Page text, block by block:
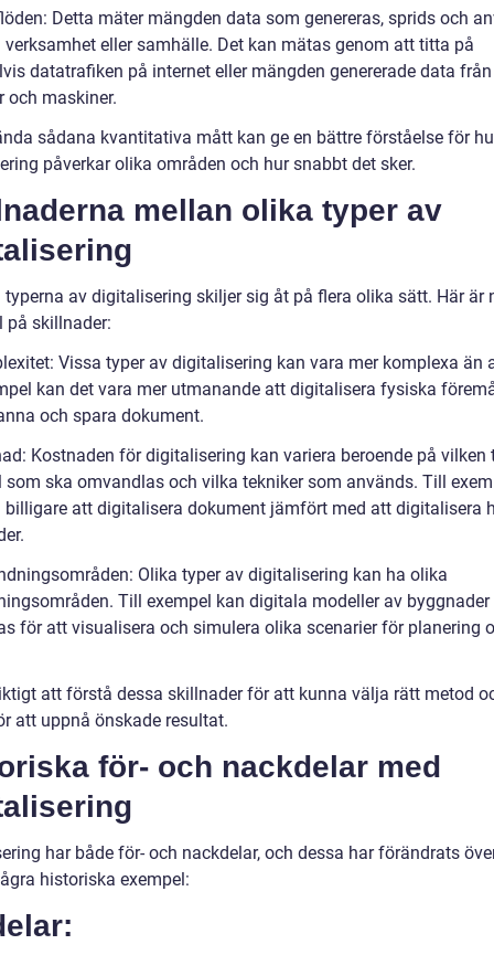
Detta mäter mängden data som genereras, sprids och
verksamhet eller samhälle. Det kan mätas genom att titta på
datatrafiken på internet eller mängden genererade data från
och maskiner.
sådana kvantitativa mått kan ge en bättre förståelse för
påverkar olika områden och hur snabbt det sker.
mellan olika typer av
typerna av digitalisering skiljer sig åt på flera olika sätt. Här är
på skillnader:
Vissa typer av digitalisering kan vara mer komplexa än
kan det vara mer utmanande att digitalisera fysiska
och spara dokument.
Kostnaden för digitalisering kan variera beroende på vilken
som ska omvandlas och vilka tekniker som används. Till
billigare att digitalisera dokument jämfört med att digitalisera
Olika typer av digitalisering kan ha olika
Till exempel kan digitala modeller av byggnader
för att visualisera och simulera olika scenarier för planering
att förstå dessa skillnader för att kunna välja rätt metod
att uppnå önskade resultat.
för- och nackdelar med
har både för- och nackdelar, och dessa har förändrats
historiska exempel: